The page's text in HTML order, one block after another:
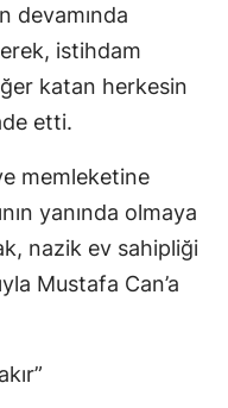
devamında
istihdam
katan herkesin
etti.
memleketine
yanında olmaya
nazik ev sahipliği
Mustafa Can’a